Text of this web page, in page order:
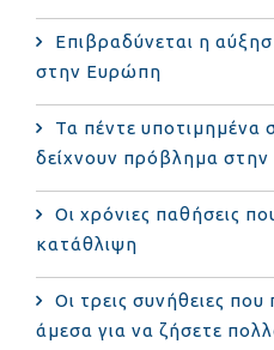
Επιβραδύνεται η
στην Ευρώπη
Τα πέντε
δείχνουν πρόβλημα στην
Οι χρόνιες παθήσεις
κατάθλιψη
Οι τρεις συνήθειες που
άμεσα για να ζήσετε